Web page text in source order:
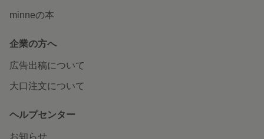
minneの本
企業の方へ
広告出稿について
大口注文について
ヘルプセンター
お知らせ